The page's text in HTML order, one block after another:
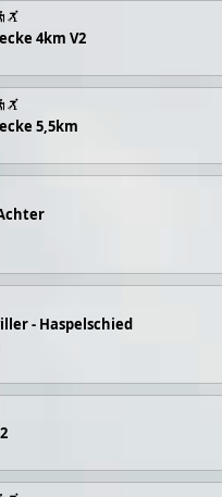
4km V2
5,5km
- Haspelschied